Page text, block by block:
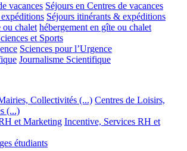
vacances Séjours en Centres de vacances
Séjours itinérants & expéditions
ou chalet hébergement en gîte ou chalet
et Sports
Sciences pour l’Urgence
Journalisme Scientifique
Collectivités (...) Centres de Loisirs,
(...)
et Marketing Incentive, Services RH et
étudiants